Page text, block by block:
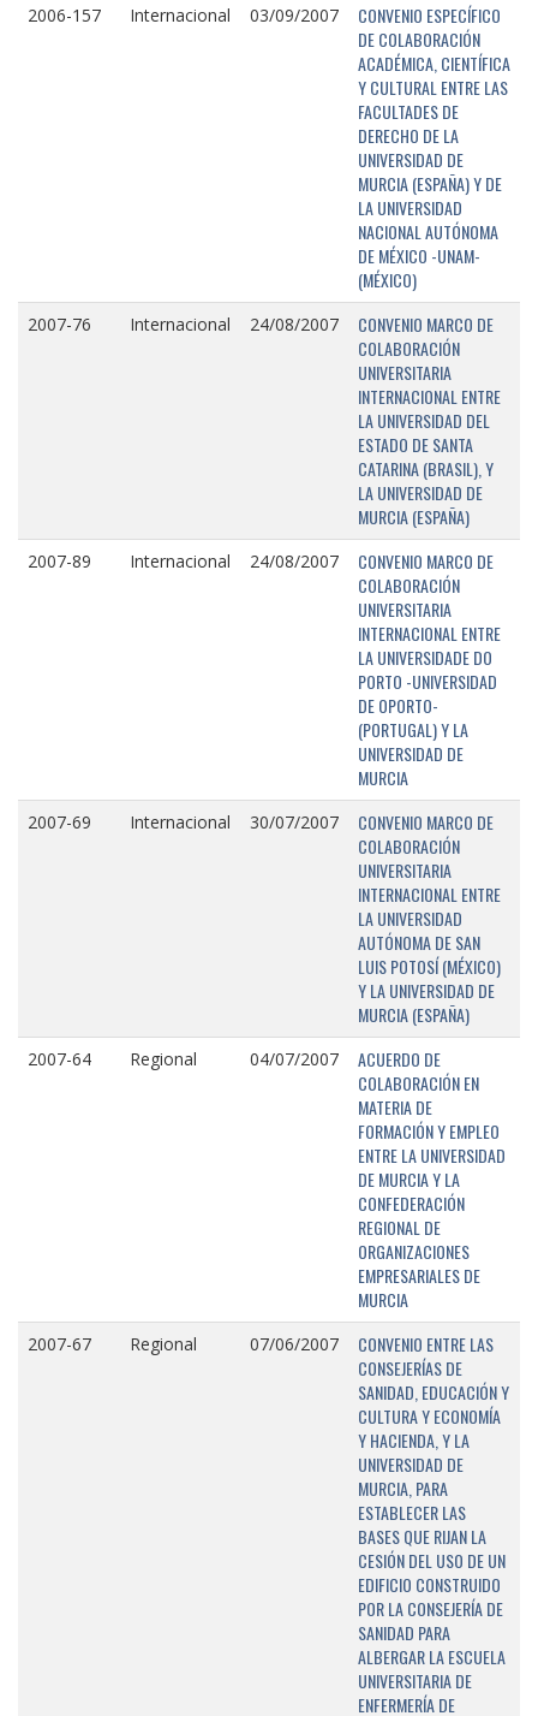
2006-157 Internacional 03/09/2007
CONVENIO ESPECÍFICO
DE COLABORACIÓN
ACADÉMICA, CIENTÍFICA
Y CULTURAL ENTRE LAS
FACULTADES DE
DERECHO DE LA
UNIVERSIDAD DE
MURCIA (ESPAÑA) Y DE
LA UNIVERSIDAD
NACIONAL AUTÓNOMA
DE MÉXICO -UNAM-
(MÉXICO)
2007-76 Internacional 24/08/2007
CONVENIO MARCO DE
COLABORACIÓN
UNIVERSITARIA
INTERNACIONAL ENTRE
LA UNIVERSIDAD DEL
ESTADO DE SANTA
CATARINA (BRASIL), Y
LA UNIVERSIDAD DE
MURCIA (ESPAÑA)
2007-89 Internacional 24/08/2007
CONVENIO MARCO DE
COLABORACIÓN
UNIVERSITARIA
INTERNACIONAL ENTRE
LA UNIVERSIDADE DO
PORTO -UNIVERSIDAD
DE OPORTO-
(PORTUGAL) Y LA
UNIVERSIDAD DE
MURCIA
2007-69 Internacional 30/07/2007
CONVENIO MARCO DE
COLABORACIÓN
UNIVERSITARIA
INTERNACIONAL ENTRE
LA UNIVERSIDAD
AUTÓNOMA DE SAN
LUIS POTOSÍ (MÉXICO)
Y LA UNIVERSIDAD DE
MURCIA (ESPAÑA)
2007-64 Regional 04/07/2007
ACUERDO DE
COLABORACIÓN EN
MATERIA DE
FORMACIÓN Y EMPLEO
ENTRE LA UNIVERSIDAD
DE MURCIA Y LA
CONFEDERACIÓN
REGIONAL DE
ORGANIZACIONES
EMPRESARIALES DE
MURCIA
2007-67 Regional 07/06/2007
CONVENIO ENTRE LAS
CONSEJERÍAS DE
SANIDAD, EDUCACIÓN Y
CULTURA Y ECONOMÍA
Y HACIENDA, Y LA
UNIVERSIDAD DE
MURCIA, PARA
ESTABLECER LAS
BASES QUE RIJAN LA
CESIÓN DEL USO DE UN
EDIFICIO CONSTRUIDO
POR LA CONSEJERÍA DE
SANIDAD PARA
ALBERGAR LA ESCUELA
UNIVERSITARIA DE
ENFERMERÍA DE